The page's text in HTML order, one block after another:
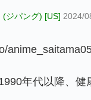
(ジパング) [US] 2024/
年代以降、健